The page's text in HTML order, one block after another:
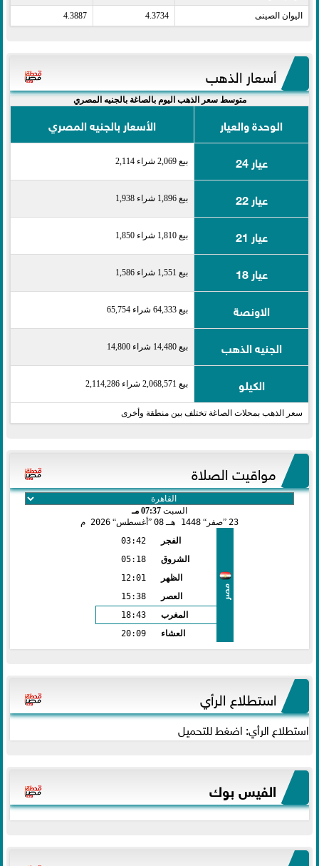
اليوان الصينى​ 4.3734
4.3887
أسعار الذهب
متوسط سعر الذهب اليوم بالصاغة بالجنيه المصري
الوحدة والعيار
الأسعار بالجنيه المصري
عيار 24
بيع 2,069 شراء 2,114
عيار 22 بيع 1,896 شراء 1,938
عيار 21 بيع 1,810 شراء 1,850
عيار 18 بيع 1,551 شراء 1,586
الاونصة بيع 64,333 شراء 65,754
الجنيه الذهب بيع 14,480 شراء 14,800
الكيلو بيع 2,068,571 شراء 2,114,286
سعر الذهب بمحلات الصاغة تختلف بين منطقة وأخرى
مواقيت الصلاة
السبت 07:37 مـ
23 صفر 1448 هـ 08 أغسطس 2026 م
مصر
الفجر
03:42
الشروق
05:18
الظهر
12:01
العصر
15:38
المغرب
18:43
العشاء
20:09
استطلاع الرأي
استطلاع الرأي: اضغط للتحميل
الفيس بوك